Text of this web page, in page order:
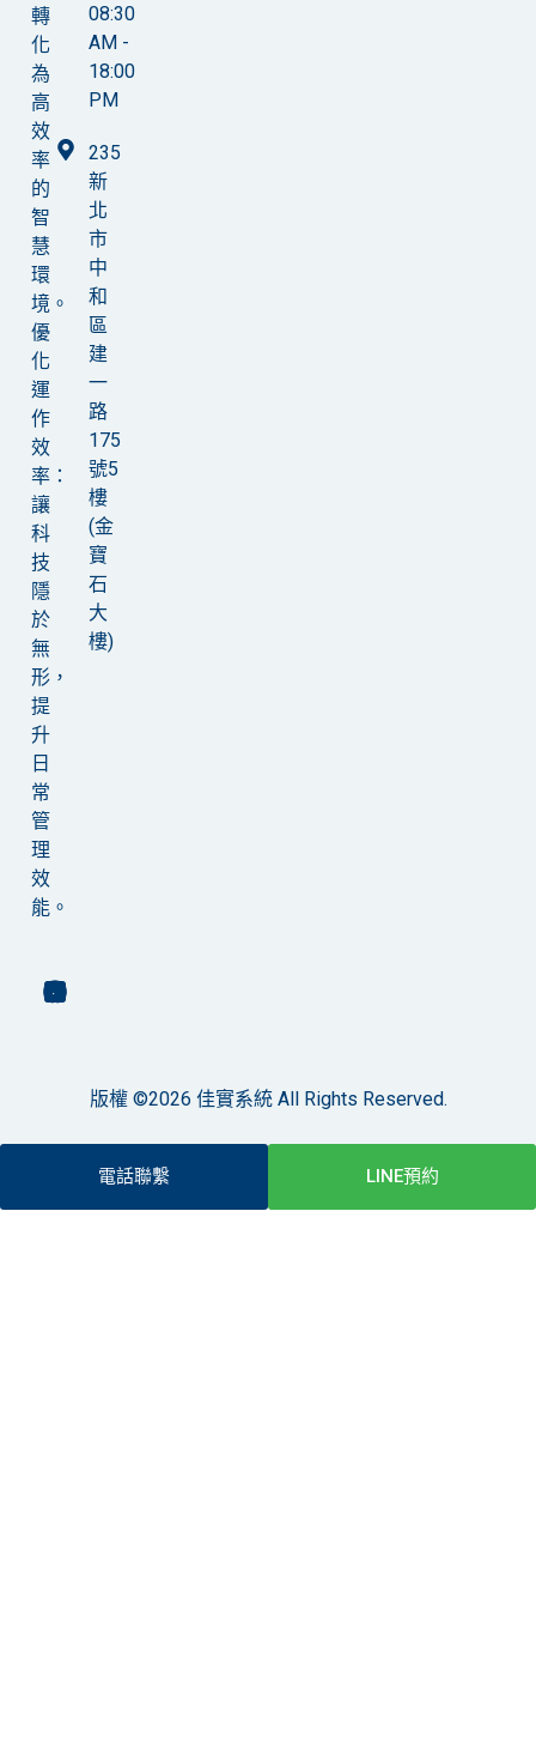
轉
化
為
高
效
率
的
智
慧
環
境。
優
化
運
作
效
率：
讓
科
技
隱
於
無
形，
提
升
日
常
管
理
效
能。
08:30
AM -
18:00
PM
235
新
北
市
中
和
區
建
一
路
175
號5
樓
(金
寶
石
大
樓)
版權 ©2026 佳實系統 All Rights Reserved.
電話聯繫 LINE預約